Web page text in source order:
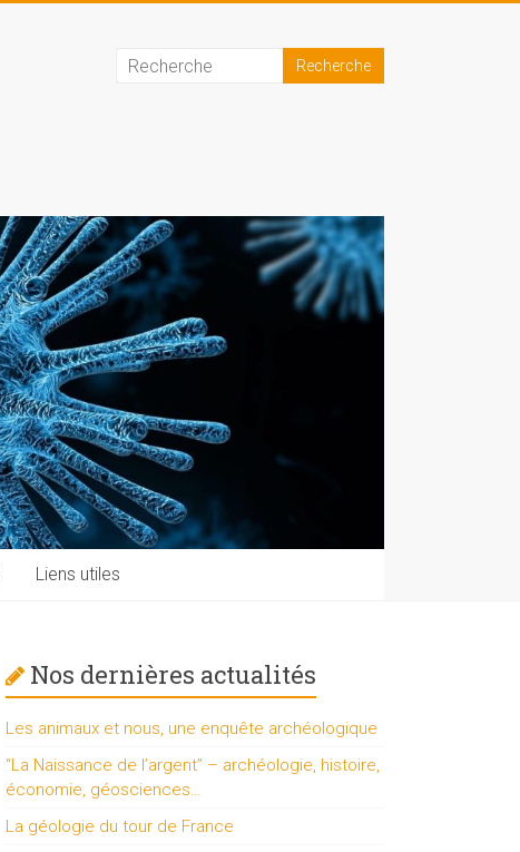
Liens utiles
Nos dernières actualités
Les animaux et nous, une enquête archéologique
“La Naissance de l’argent” – archéologie, histoire,
économie, géosciences…
La géologie du tour de France